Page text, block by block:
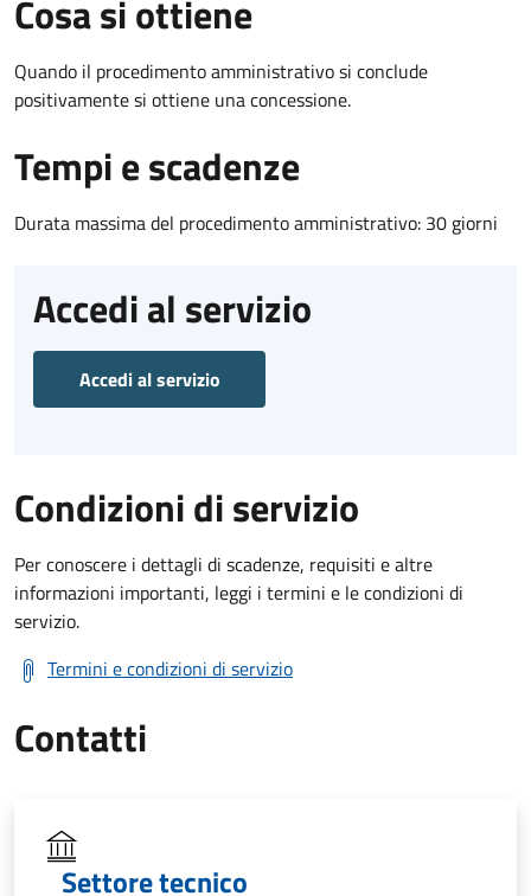
Cosa si ottiene
Quando il procedimento amministrativo si conclude
positivamente si ottiene una concessione.
Tempi e scadenze
Durata massima del procedimento amministrativo: 30 giorni
Accedi al servizio
Accedi al servizio
Condizioni di servizio
Per conoscere i dettagli di scadenze, requisiti e altre
informazioni importanti, leggi i termini e le condizioni di
servizio.
Termini e condizioni di servizio
Contatti
Settore tecnico